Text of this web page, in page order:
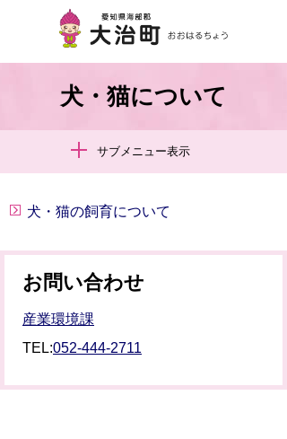
犬・猫について
サブメニュー表示
犬・猫の飼育について
お問い合わせ
産業環境課
TEL:052-444-2711